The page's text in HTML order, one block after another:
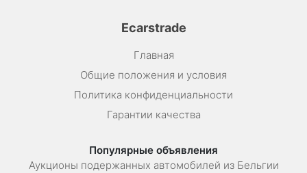
Ecarstrade
Главная
Общие положения и условия
Политика конфиденциальности
Гарантии качества
Популярные объявления
Аукционы подержанных автомобилей из Бельгии